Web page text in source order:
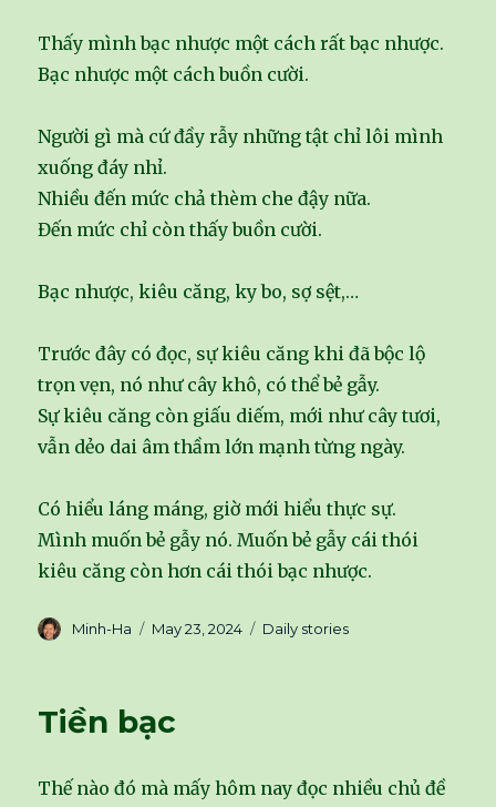
Thấy mình bạc nhược một cách rất bạc nhược.
Bạc nhược một cách buồn cười.
Người gì mà cứ đầy rẫy những tật chỉ lôi mình
xuống đáy nhỉ.
Nhiều đến mức chả thèm che đậy nữa.
Đến mức chỉ còn thấy buồn cười.
Bạc nhược, kiêu căng, ky bo, sợ sệt,…
Trước đây có đọc, sự kiêu căng khi đã bộc lộ
trọn vẹn, nó như cây khô, có thể bẻ gẫy.
Sự kiêu căng còn giấu diếm, mới như cây tươi,
vẫn dẻo dai âm thầm lớn mạnh từng ngày.
Có hiểu láng máng, giờ mới hiểu thực sự.
Mình muốn bẻ gẫy nó. Muốn bẻ gẫy cái thói
kiêu căng còn hơn cái thói bạc nhược.
Author
Minh-Ha
Posted
May 23, 2024 Categories
Daily stories
Tiền bạc
Thế nào đó mà mấy hôm nay đọc nhiều chủ đề